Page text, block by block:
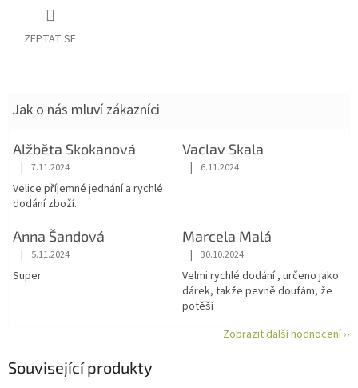
ZEPTAT SE
Jak o nás mluví zákazníci
Alžběta Skokanová
Hodnocení obchodu je 5 z 5 hvězdiček.
| 7.11.2024
Velice příjemné jednání a rychlé
dodání zboží.
Vaclav Skala
Hodnocení obchodu je 5 z 5
| 6.11.2024
Anna Šandová
Hodnocení obchodu je 5 z 5 hvězdiček.
| 5.11.2024
Super
Marcela Malá
Hodnocení obchodu je 5 z 5
| 30.10.2024
Velmi rychlé dodání , určeno jako
dárek, takže pevně doufám, že
potěší
Zobrazit další hodnocení ››
Související produkty